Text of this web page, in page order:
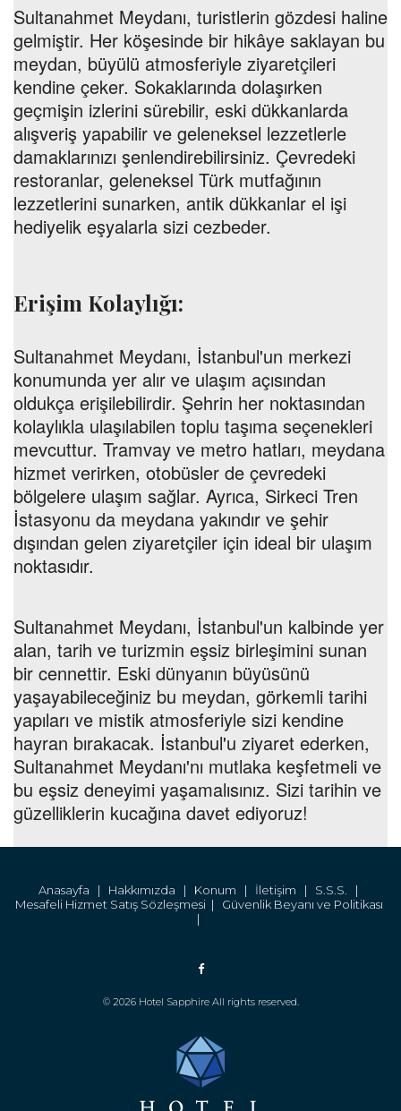
Sultanahmet Meydanı, turistlerin gözdesi haline
gelmiştir. Her köşesinde bir hikâye saklayan bu
meydan, büyülü atmosferiyle ziyaretçileri
kendine çeker. Sokaklarında dolaşırken
geçmişin izlerini sürebilir, eski dükkanlarda
alışveriş yapabilir ve geleneksel lezzetlerle
damaklarınızı şenlendirebilirsiniz. Çevredeki
restoranlar, geleneksel Türk mutfağının
lezzetlerini sunarken, antik dükkanlar el işi
hediyelik eşyalarla sizi cezbeder.
Erişim Kolaylığı:
Sultanahmet Meydanı, İstanbul'un merkezi
konumunda yer alır ve ulaşım açısından
oldukça erişilebilirdir. Şehrin her noktasından
kolaylıkla ulaşılabilen toplu taşıma seçenekleri
mevcuttur. Tramvay ve metro hatları, meydana
hizmet verirken, otobüsler de çevredeki
bölgelere ulaşım sağlar. Ayrıca, Sirkeci Tren
İstasyonu da meydana yakındır ve şehir
dışından gelen ziyaretçiler için ideal bir ulaşım
noktasıdır.
Sultanahmet Meydanı, İstanbul'un kalbinde yer
alan, tarih ve turizmin eşsiz birleşimini sunan
bir cennettir. Eski dünyanın büyüsünü
yaşayabileceğiniz bu meydan, görkemli tarihi
yapıları ve mistik atmosferiyle sizi kendine
hayran bırakacak. İstanbul'u ziyaret ederken,
Sultanahmet Meydanı'nı mutlaka keşfetmeli ve
bu eşsiz deneyimi yaşamalısınız. Sizi tarihin ve
güzelliklerin kucağına davet ediyoruz!
Anasayfa | Hakkımızda | Konum | İletişim | S.S.S. |
Mesafeli Hizmet Satış Sözleşmesi | Güvenlik Beyanı ve Politikası
|
© 2026 Hotel Sapphire All rights reserved.